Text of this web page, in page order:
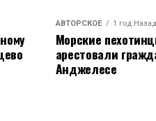
АВТОРСКОЕ 1 год Назад
Морские
арестовали
Анджелесе